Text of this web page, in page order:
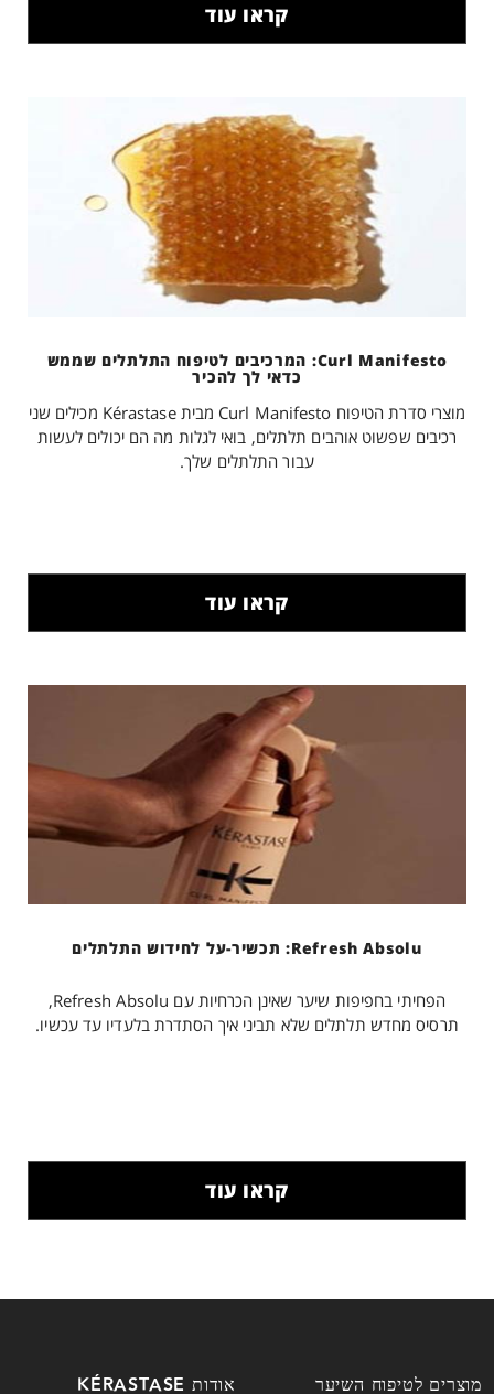
קראו עוד
Curl Manifesto: המרכיבים לטיפוח התלתלים שממש
כדאי לך להכיר
מוצרי סדרת הטיפוח Curl Manifesto מבית Kérastase מכילים שני
רכיבים שפשוט אוהבים תלתלים, בואי לגלות מה הם יכולים לעשות
עבור התלתלים שלך.
קראו עוד
Refresh Absolu: תכשיר-על לחידוש התלתלים
הפחיתי בחפיפות שיער שאינן הכרחיות עם Refresh Absolu,
תרסיס מחדש תלתלים שלא תביני איך הסתדרת בלעדיו עד עכשיו.
קראו עוד
מוצרים לטיפוח השיער אודות KÉRASTASE